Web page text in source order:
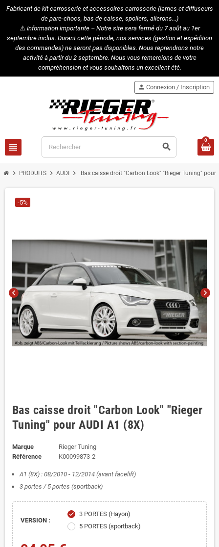
Fabricant de kit carrosserie et accessoires carrosserie (lames et diffuseurs
de pare-chocs, bas de caisse, spoilers, ailerons...)
⚠️Information importante – Notre site sera fermé du 7 août au 1er
septembre inclus. Durant cette période, nos services (gestion et expédition
des commandes) ne seront pas disponibles. Nous reprendrons notre
activité à partir du 2 septembre. Nous vous remercions de votre
compréhension et vous souhaitons un excellent été.
view_headline search
person Connexion / Inscription
0
chevron_right PRODUITS chevron_right AUDI chevron_right Bas caisse droit "Carbon Look" "Rieger Tuning" pour
chevron_left chevron_right
-5%
Bas caisse droit "Carbon Look" "Rieger
Tuning" pour AUDI A1 (8X)
Marque
Rieger Tuning
Référence
K00099873-2
A1 (8X) : 08/2010 - 12/2014 (avant facelift)
3 portes / 5 portes (sportback)
VERSION :
check
3 PORTES (Hayon)
5 PORTES (sportback)